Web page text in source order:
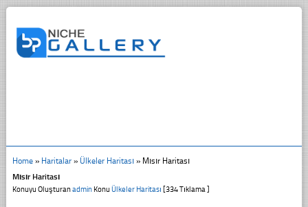
Home» Haritalar» Ülkeler Haritası» Mısır Haritası
Mısır Haritası
Konuyu OluşturanadminKonu Ülkeler Haritası [334 Tıklama ]